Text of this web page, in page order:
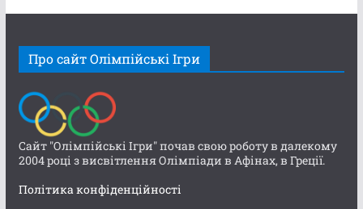
Про сайт Олімпійські Ігри
Сайт "Олімпійські Ігри" почав свою роботу в далекому
2004 році з висвітлення Олімпіади в Афінах, в Греції.
Політика конфіденційності